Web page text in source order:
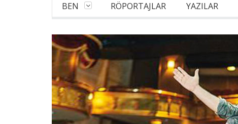
BEN RÖPORTAJLAR YAZILAR